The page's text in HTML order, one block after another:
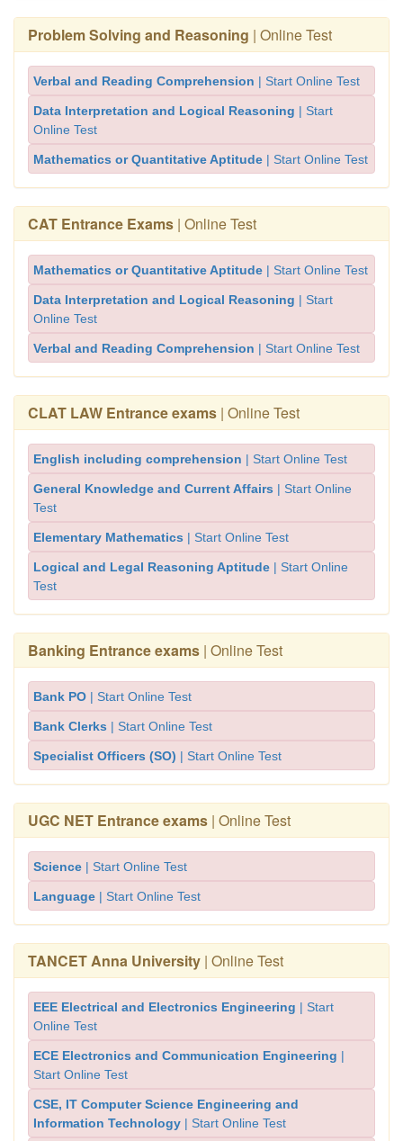
Problem Solving and Reasoning | Online Test
Verbal and Reading Comprehension | Start Online Test
Data Interpretation and Logical Reasoning | Start
Online Test
Mathematics or Quantitative Aptitude | Start Online Test
CAT Entrance Exams | Online Test
Mathematics or Quantitative Aptitude | Start Online Test
Data Interpretation and Logical Reasoning | Start
Online Test
Verbal and Reading Comprehension | Start Online Test
CLAT LAW Entrance exams | Online Test
English including comprehension | Start Online Test
General Knowledge and Current Affairs | Start Online
Test
Elementary Mathematics | Start Online Test
Logical and Legal Reasoning Aptitude | Start Online
Test
Banking Entrance exams | Online Test
Bank PO | Start Online Test
Bank Clerks | Start Online Test
Specialist Officers (SO) | Start Online Test
UGC NET Entrance exams | Online Test
Science | Start Online Test
Language | Start Online Test
TANCET Anna University | Online Test
EEE Electrical and Electronics Engineering | Start
Online Test
ECE Electronics and Communication Engineering |
Start Online Test
CSE, IT Computer Science Engineering and
Information Technology | Start Online Test